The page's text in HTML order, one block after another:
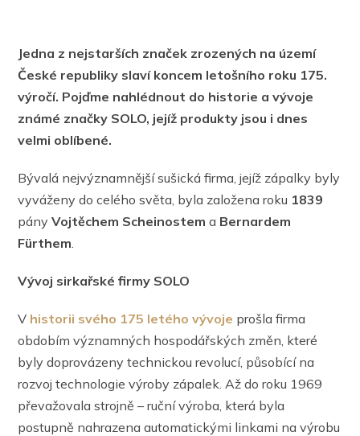
Jedna z nejstarších značek zrozených na území
České republiky slaví koncem letošního roku 175.
výročí. Pojďme nahlédnout do historie a vývoje
známé značky SOLO, jejíž produkty jsou i dnes
velmi oblíbené.
Bývalá nejvýznamnější sušická firma, jejíž zápalky byly
vyváženy do celého světa, byla založena roku 1839
pányVojtěchem Scheinostem a Bernardem
Fürthem.
Vývoj sirkařské firmy SOLO
V historii svého 175 letého vývoje prošla firma
obdobím významných hospodářských změn, které
byly doprovázeny technickou revolucí, působící na
rozvoj technologie výroby zápalek. Až do roku 1969
převažovala strojně – ruční výroba, která byla
postupně nahrazena automatickými linkami na výrobu